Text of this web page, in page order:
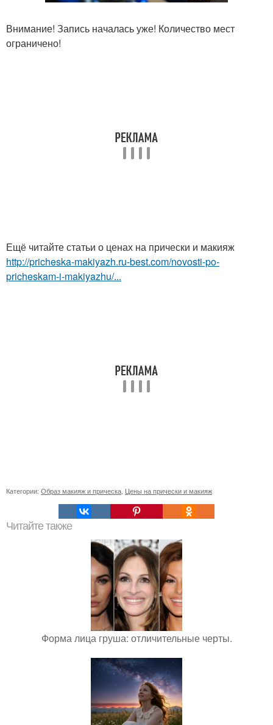
Внимание! Запись началась уже! Количество мест
ограничено!
Ещё читайте статьи о ценах на прически и макияж
http://pricheska-makiyazh.ru-best.com/novosti-po-
pricheskam-i-makiyazhu/...
Категории: Образ макияж и прическа Цены на прически и макияж
Читайте также
Форма лица груша: отличительные черты.